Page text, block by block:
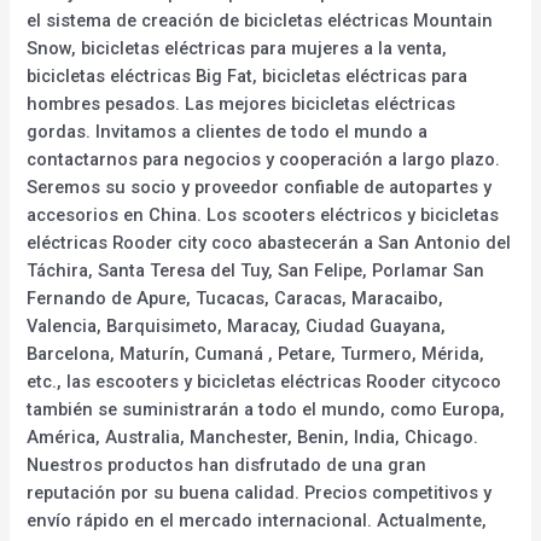
el sistema de creación de bicicletas eléctricas Mountain
Snow, bicicletas eléctricas para mujeres a la venta,
bicicletas eléctricas Big Fat, bicicletas eléctricas para
hombres pesados. Las mejores bicicletas eléctricas
gordas. Invitamos a clientes de todo el mundo a
contactarnos para negocios y cooperación a largo plazo.
Seremos su socio y proveedor confiable de autopartes y
accesorios en China. Los scooters eléctricos y bicicletas
eléctricas Rooder city coco abastecerán a San Antonio del
Táchira, Santa Teresa del Tuy, San Felipe, Porlamar San
Fernando de Apure, Tucacas, Caracas, Maracaibo,
Valencia, Barquisimeto, Maracay, Ciudad Guayana,
Barcelona, Maturín, Cumaná , Petare, Turmero, Mérida,
etc., las escooters y bicicletas eléctricas Rooder citycoco
también se suministrarán a todo el mundo, como Europa,
América, Australia, Manchester, Benin, India, Chicago.
Nuestros productos han disfrutado de una gran
reputación por su buena calidad. Precios competitivos y
envío rápido en el mercado internacional. Actualmente,